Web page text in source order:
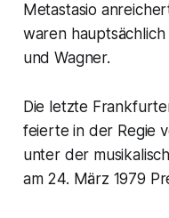
Metastasio
waren hauptsächlich
und Wagner.
Die letzte
feierte in der Regie
unter der
am 24. März 1979